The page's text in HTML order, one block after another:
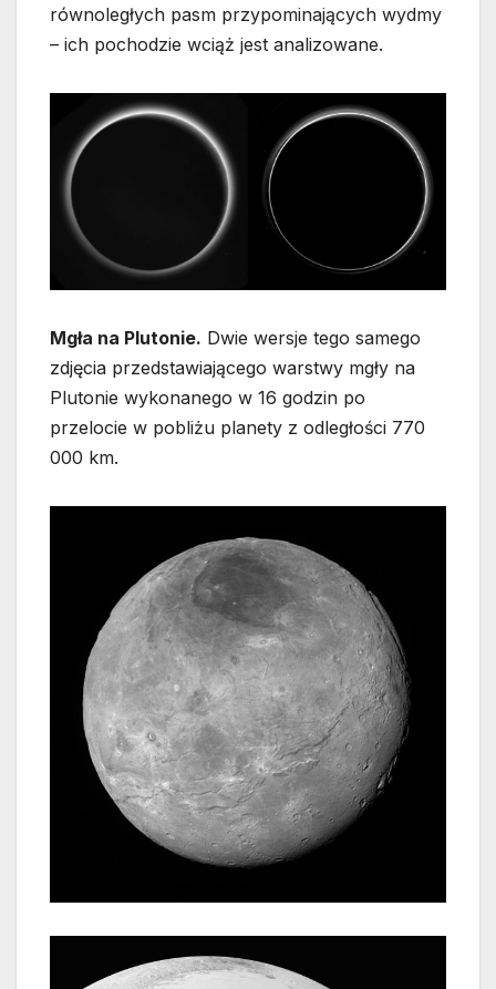
równoległych pasm przypominających wydmy
– ich pochodzie wciąż jest analizowane.
Mgła na Plutonie. Dwie wersje tego samego
zdjęcia przedstawiającego warstwy mgły na
Plutonie wykonanego w 16 godzin po
przelocie w pobliżu planety z odległości 770
000 km.